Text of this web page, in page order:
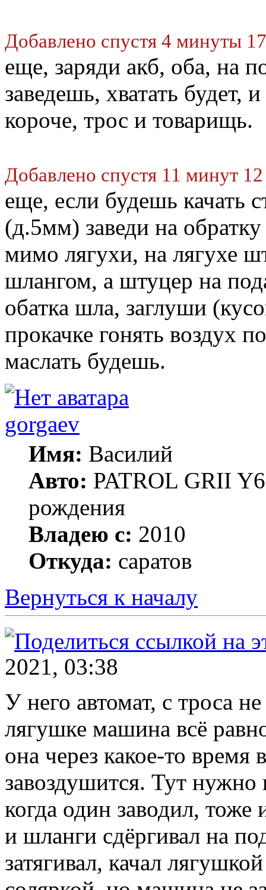
Добавлено спустя 4 минуты
еще, заряди акб, оба, на
заведешь, хватать будет, и
короче, трос и товарищь.
Добавлено спустя 11 минут
еще, если будешь качать
(д.5мм) заведи на
мимо лягухи, на лягухе
шлангом, а штуцер на
обатка шла, заглуши
прокачке гонять воздух
маслать будешь.
gorgaev
Имя: Василий
Авто: PATROL GRII
рождения
Владею с: 2010
Откуда: саратов
Вернуться к началу
2021, 03:38
У него автомат, с троса
лягушке машина всё
она через какое-то время
завоздушится. Тут нужно
когда один заводил,
и шланги сдёргивал на
затягивал, качал